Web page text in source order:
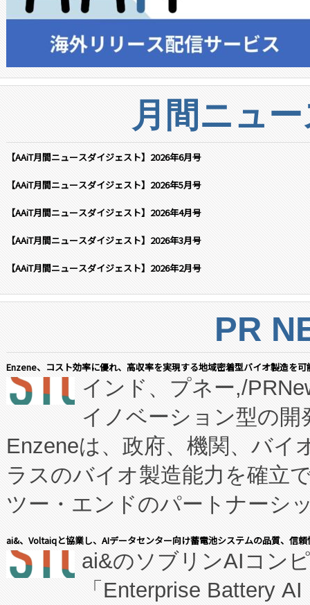
月間ニュ
【AAiT月間ニュースダイジェスト】2026年6月号
【AAiT月間ニュースダイジェスト】2026年5月号
【AAiT月間ニュースダイジェスト】2026年4月号
【AAiT月間ニュースダイジェスト】2026年3月号
【AAiT月間ニュースダイジェスト】2026年2月号
PR
Enzene、コスト効率に優れ、高収率を実現する地域密着型バイオ製造を
インド、プネー,/
イノベーション型の
Enzeneは、政府、機関、バイ
ラスのバイオ製造能力を確立
ツー・エンドのパートナーシ
表しました。 同社の実績ある
manufacturing™ (FCCM™) プ
たNeXは、バイオ医薬品製造
ai&、Voltaiqと協業し、AIデータセンター向け蓄電池システムの品質、信
ai&のソブリンAIコン
「Enterprise Battery